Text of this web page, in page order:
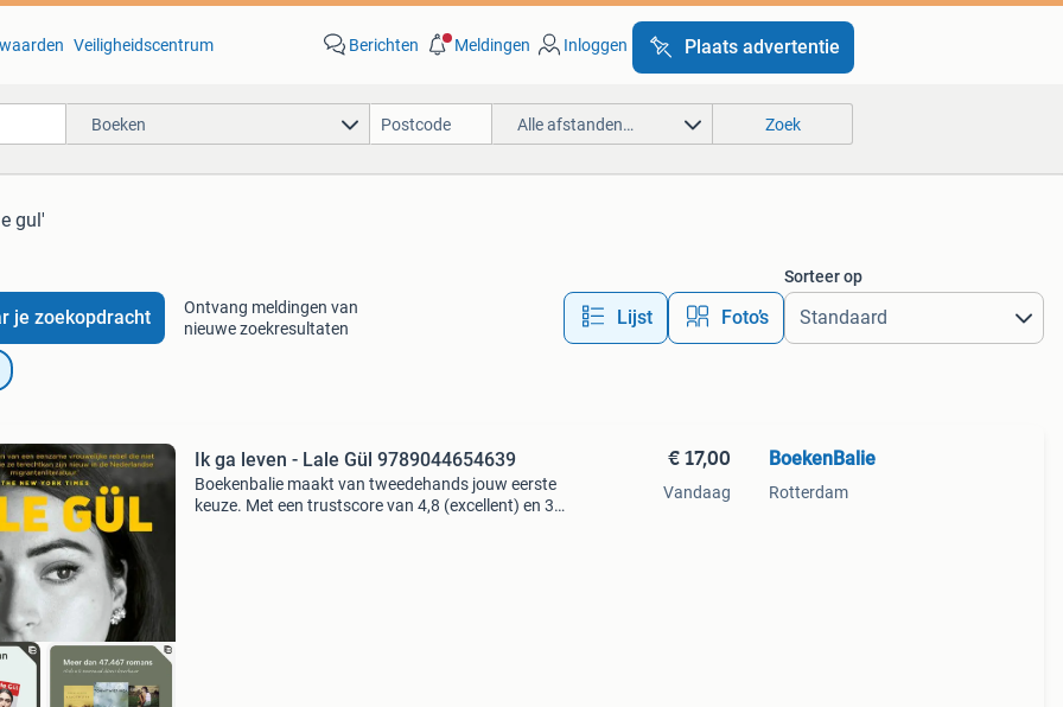
Veiligheidscentrum Berichten Meldingen Inloggen Plaats advertentie
Boeken Alle afstanden… Zoek
gul'
je zoekopdracht
Ontvang meldingen van
nieuwe zoekresultaten
Lijst Foto’s
Sorteer op
Ik ga leven - Lale Gül 9789044654639
Boekenbalie maakt van tweedehands jouw eerste
keuze. Met een trustscore van 4,8 (excellent) en 30
€ 17,00
Vandaag
BoekenBalie
Rotterdam